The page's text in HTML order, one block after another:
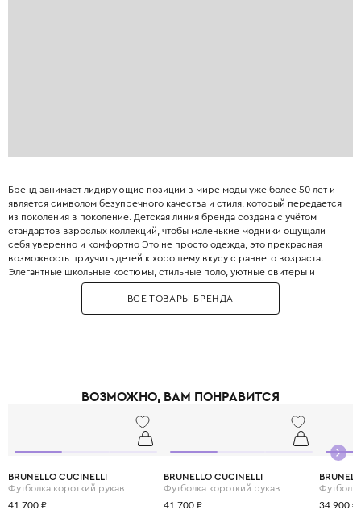
Бренд занимает лидирующие позиции в мире моды уже более 50 лет и
является символом безупречного качества и стиля, который передается
из поколения в поколение. Детская линия бренда создана с учётом
стандартов взрослых коллекций, чтобы маленькие модники ощущали
себя уверенно и комфортно Это не просто одежда, это прекрасная
возможность приучить детей к хорошему вкусу с раннего возраста.
Элегантные школьные костюмы, стильные поло, уютные свитеры и
практичные пуховики. Каждая деталь одежды Boss продумана до
мелочей, чтобы обеспечить не только стильный внешний вид, но и
максимальный комфорт.
ВСЕ ТОВАРЫ БРЕНДА
ВОЗМОЖНО, ВАМ ПОНРАВИТСЯ
BRUNELLO CUCINELLI
Футболка короткий рукав
41 700 ₽
BRUNELLO CUCINELLI
Футболка короткий рукав
41 700 ₽ 34 900 ₽